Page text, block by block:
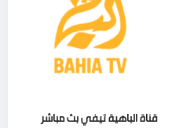
قناة الباهية تيفي بث مباشر